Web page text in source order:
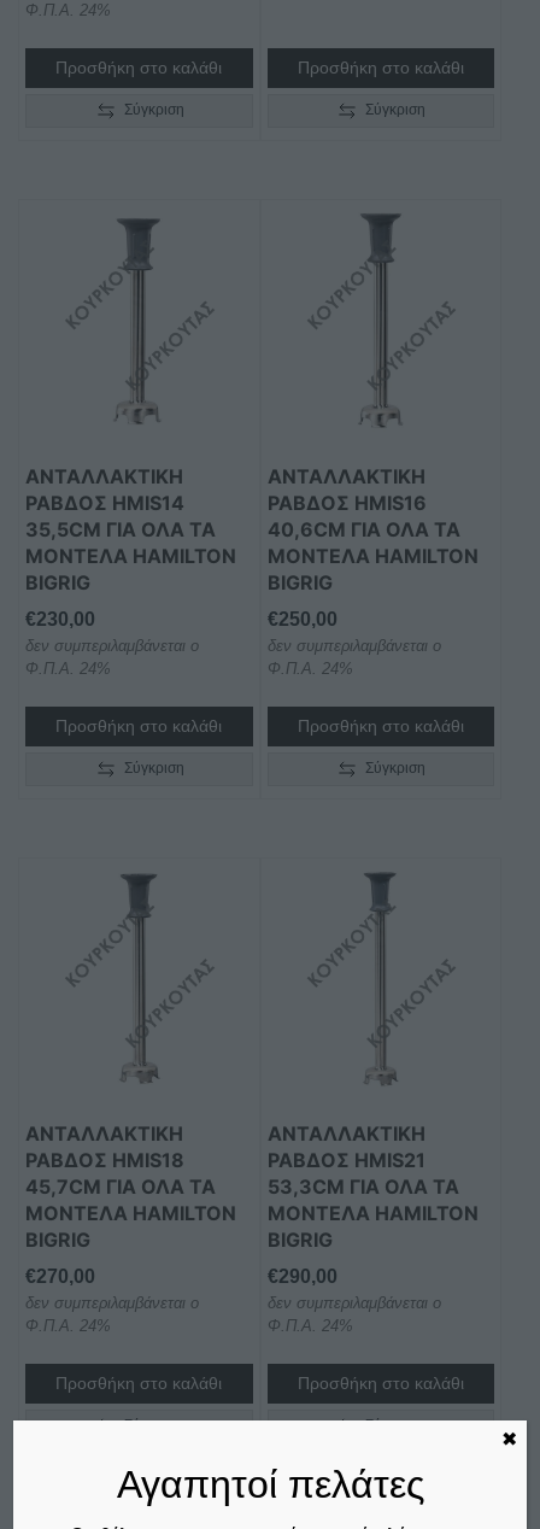
Φ.Π.Α. 24%
Προσθήκη στο καλάθι
Σύγκριση
Προσθήκη στο καλάθι
Σύγκριση
ΑΝΤΑΛΛΑΚΤΙΚΉ
ΡΆΒΔΟΣ HMIS14
35,5CM ΓΙΑ ΌΛΑ ΤΑ
ΜΟΝΤΈΛΑ HAMILTON
BIGRIG
€230,00
δεν συμπεριλαμβάνεται ο
Φ.Π.Α. 24%
Προσθήκη στο καλάθι
Σύγκριση
ΑΝΤΑΛΛΑΚΤΙΚΉ
ΡΆΒΔΟΣ HMIS16
40,6CM ΓΙΑ ΌΛΑ ΤΑ
ΜΟΝΤΈΛΑ HAMILTON
BIGRIG
€250,00
δεν συμπεριλαμβάνεται ο
Φ.Π.Α. 24%
Προσθήκη στο καλάθι
Σύγκριση
ΑΝΤΑΛΛΑΚΤΙΚΉ
ΡΆΒΔΟΣ HMIS18
45,7CM ΓΙΑ ΌΛΑ ΤΑ
ΜΟΝΤΈΛΑ HAMILTON
BIGRIG
€270,00
δεν συμπεριλαμβάνεται ο
Φ.Π.Α. 24%
Προσθήκη στο καλάθι
Σύγκριση
ΑΝΤΑΛΛΑΚΤΙΚΉ
ΡΆΒΔΟΣ HMIS21
53,3CM ΓΙΑ ΌΛΑ ΤΑ
ΜΟΝΤΈΛΑ HAMILTON
BIGRIG
€290,00
δεν συμπεριλαμβάνεται ο
Φ.Π.Α. 24%
Προσθήκη στο καλάθι
Σύγκριση
Αγαπητοί πελάτες
✖